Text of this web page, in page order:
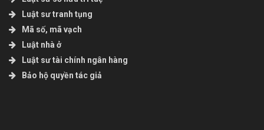
Luật sư tranh tụng
Mã số, mã vạch
Luật nhà ở
Luật sư tài chính ngân hàng
Bảo hộ quyền tác giả